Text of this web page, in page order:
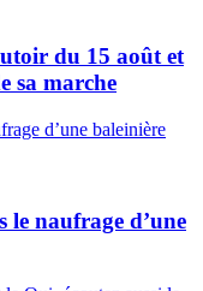
du 15 août et
sa marche
le naufrage d’une